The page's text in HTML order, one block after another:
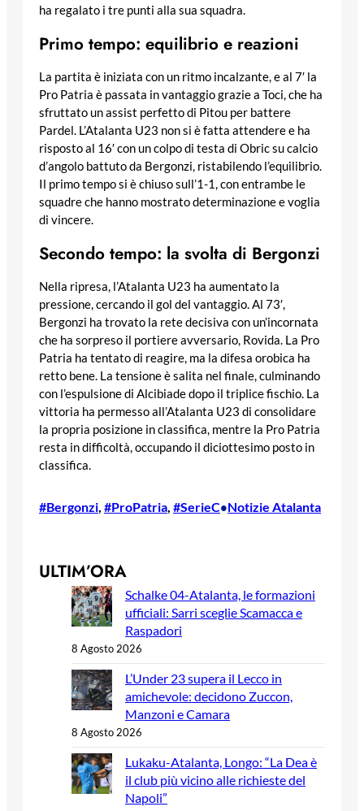
ha regalato i tre punti alla sua squadra.
Primo tempo: equilibrio e reazioni
La partita è iniziata con un ritmo incalzante, e al 7′ la
Pro Patria è passata in vantaggio grazie a Toci, che ha
sfruttato un assist perfetto di Pitou per battere
Pardel. L’Atalanta U23 non si è fatta attendere e ha
risposto al 16′ con un colpo di testa di Obric su calcio
d’angolo battuto da Bergonzi, ristabilendo l’equilibrio.
Il primo tempo si è chiuso sull’1-1, con entrambe le
squadre che hanno mostrato determinazione e voglia
di vincere.
Secondo tempo: la svolta di Bergonzi
Nella ripresa, l’Atalanta U23 ha aumentato la
pressione, cercando il gol del vantaggio. Al 73′,
Bergonzi ha trovato la rete decisiva con un’incornata
che ha sorpreso il portiere avversario, Rovida. La Pro
Patria ha tentato di reagire, ma la difesa orobica ha
retto bene. La tensione è salita nel finale, culminando
con l’espulsione di Alcibiade dopo il triplice fischio. La
vittoria ha permesso all’Atalanta U23 di consolidare
la propria posizione in classifica, mentre la Pro Patria
resta in difficoltà, occupando il diciottesimo posto in
classifica.
#Bergonzi, #ProPatria, #SerieC•Notizie Atalanta
ULTIM’ORA
Schalke 04-Atalanta, le formazioni
ufficiali: Sarri sceglie Scamacca e
Raspadori
8 Agosto 2026
L’Under 23 supera il Lecco in
amichevole: decidono Zuccon,
Manzoni e Camara
8 Agosto 2026
Lukaku-Atalanta, Longo: “La Dea è
il club più vicino alle richieste del
Napoli”